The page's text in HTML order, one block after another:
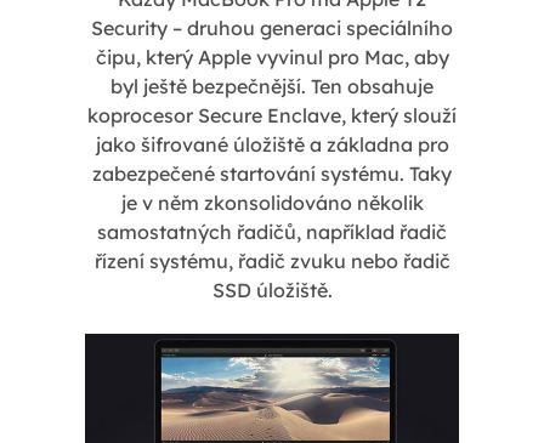
Security – druhou generaci speciálního
čipu, který Apple vyvinul pro Mac, aby
byl ještě bezpečnější. Ten obsahuje
koprocesor Secure Enclave, který slouží
jako šifrované úložiště a základna pro
zabezpečené startování systému. Taky
je v něm zkonsolidováno několik
samostatných řadičů, například řadič
řízení systému, řadič zvuku nebo řadič
SSD úložiště.